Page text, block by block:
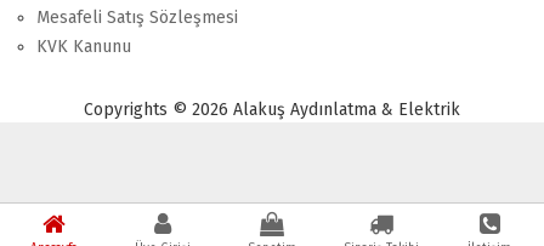
Mesafeli Satış Sözleşmesi
KVK Kanunu
Copyrights © 2026 Alakuş Aydınlatma & Elektrik
Powered by Shop